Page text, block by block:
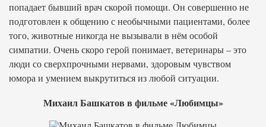
попадает бывший врач скорой помощи. Он совершенно не
подготовлен к общению с необычными пациентами, более
того, животные никогда не вызывали в нём особой
симпатии. Очень скоро герой понимает, ветеринары – это
люди со сверхпрочными нервами, здоровым чувством
юмора и умением выкрутиться из любой ситуации.
Михаил Башкатов в фильме «Любимцы»